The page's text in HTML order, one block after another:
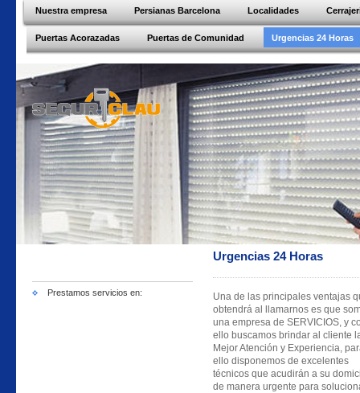
Nuestra empresa Persianas Barcelona Localidades
Puertas Acorazadas Puertas de Comunidad Urgencias 24 Horas
Prestamos servicios en:
Urgencias 24 Horas
Una de las principales ventajas
obtendrá al llamarnos es que
una empresa de SERVICIOS, y
ello buscamos brindar al cliente
Mejor Atención y Experiencia,
ello disponemos de excelentes
técnicos que acudirán a su
de manera urgente para